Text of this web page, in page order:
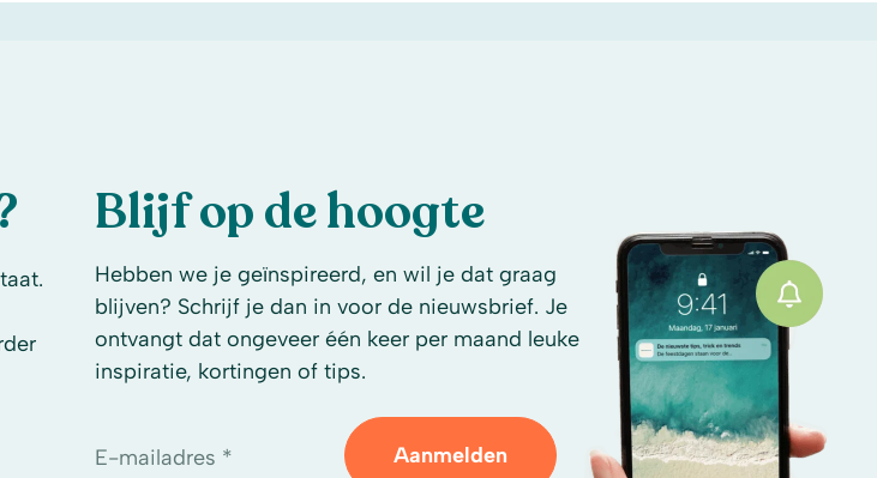
Blijf op de hoogte
Hebben we je geïnspireerd, en wil je dat graag
blijven? Schrijf je dan in voor de nieuwsbrief. Je
ontvangt dat ongeveer één keer per maand leuke
inspiratie, kortingen of tips.
E-mailadres * Aanmelden